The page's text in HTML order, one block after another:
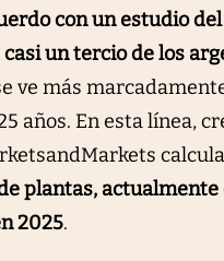
con un estudio
un tercio de los
ve más
años. En esta línea,
plantas,
2025.